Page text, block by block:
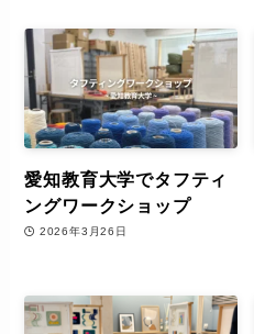
愛知教育大学でタフティ
ングワークショップ
2026年3月26日